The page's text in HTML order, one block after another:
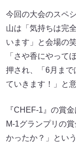
今回の大会のスペ
山は「気持ちは完
います」と会場の
「さや香にやって
押され、「6月ま
ていきます！」と
『CHEF-1』の賞
M-1グランプリの
かったか？」とい